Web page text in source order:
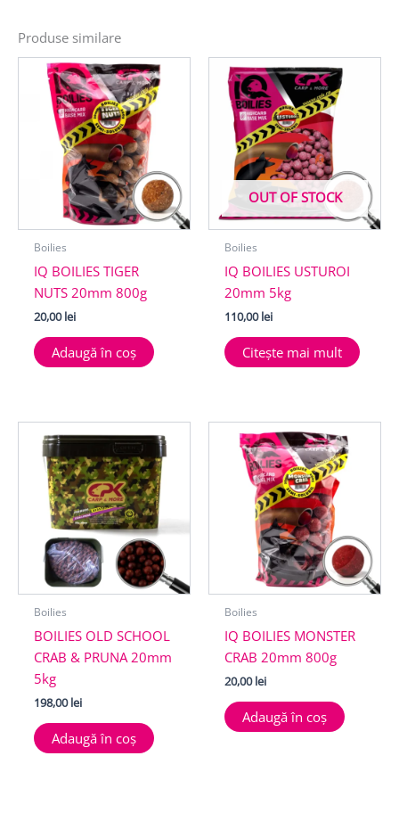
Produse similare
Boilies
IQ BOILIES TIGER
NUTS 20mm 800g
20,00lei
Adaugă în coș
OUT OF STOCK
Boilies
IQ BOILIES USTUROI
20mm 5kg
110,00lei
Citește mai mult
Boilies
BOILIES OLD SCHOOL
CRAB & PRUNA 20mm
5kg
198,00lei
Adaugă în coș
Boilies
IQ BOILIES MONSTER
CRAB 20mm 800g
20,00lei
Adaugă în coș